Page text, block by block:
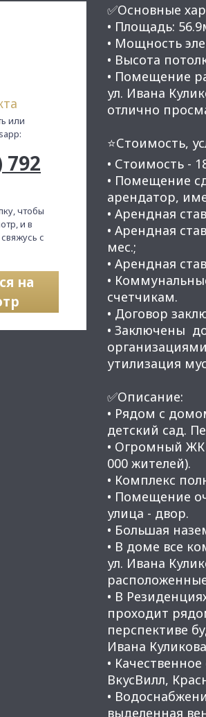
или
792
чтобы
и в
с
на
✅Основные
• Площадь:
• Мощность
• Высота
• Помещение
ул. Ивана
отлично
⭐Стоимость,
• Стоимость -
• Помещение
арендатор,
• Арендная
• Арендная
мес.;
• Арендная
•
счетчикам.
• Договор
• Заключены
утилизация
✅Описание:
• Рядом с
детский сад.
• Огромный ЖК
000 жителей).
• Комплекс
• Помещение
улица - двор.
• Большая
• В доме все
ул. Ивана
• В
проходит
перспективе
Ивана
•
ВкусВилл,
•
выделенная